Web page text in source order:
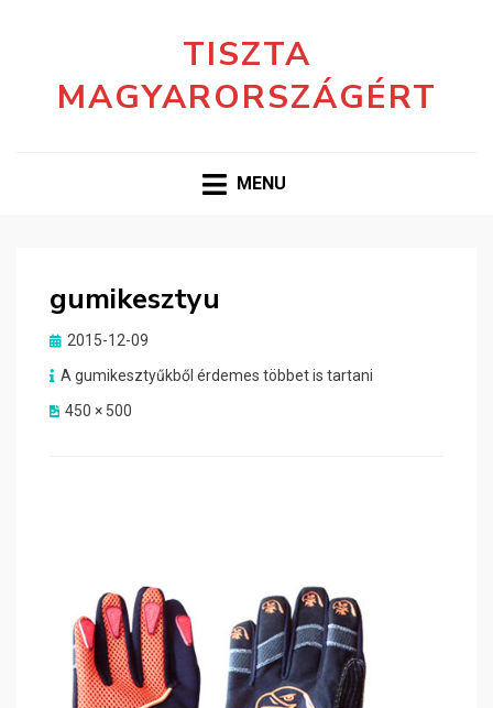
TISZTA
MAGYARORSZÁGÉRT
MENU
gumikesztyu
Posted
2015-12-09
A gumikesztyűkből érdemes többet is tartani
450 × 500